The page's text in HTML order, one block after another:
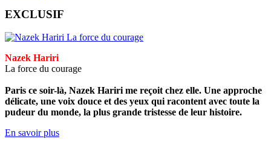
EXCLUSIF
Nazek Hariri
La force du courage
Paris ce soir-là, Nazek Hariri me reçoit chez elle. Une approche
délicate, une voix douce et des yeux qui racontent avec toute la
pudeur du monde, la plus grande tristesse de leur histoire.
En savoir plus